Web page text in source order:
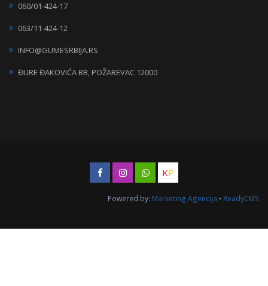
060/01-424-17
063/11-424-12
INFO@GUMESRBIJA.RS
ĐURE ĐAKOVIĆA BB, POŽAREVAC 12000
KP
Powered by: Marketing Agencija • ReadyCMS